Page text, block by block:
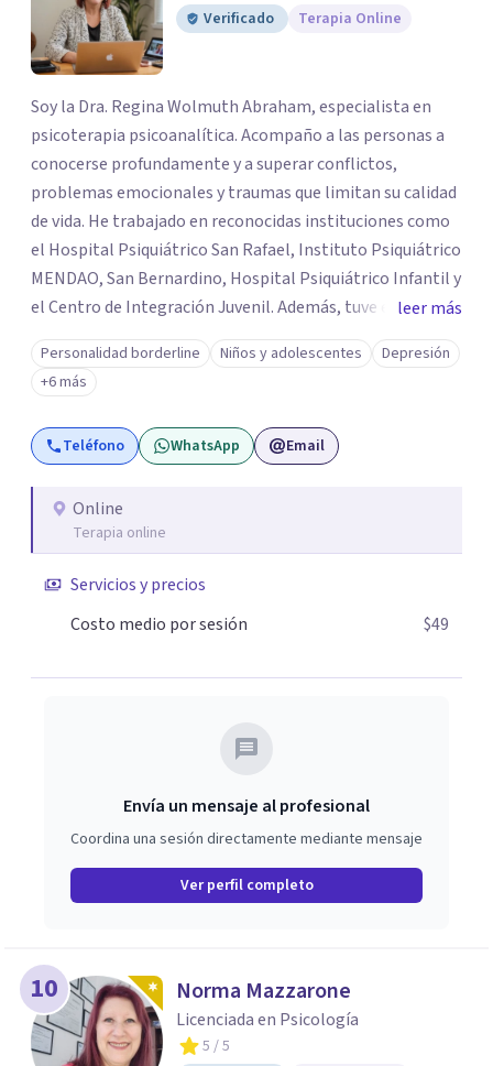
Verificado Terapia Online
Soy la Dra. Regina Wolmuth Abraham, especialista en
psicoterapia psicoanalítica. Acompaño a las personas a
conocerse profundamente y a superar conflictos,
problemas emocionales y traumas que limitan su calidad
de vida. He trabajado en reconocidas instituciones como
el Hospital Psiquiátrico San Rafael, Instituto Psiquiátrico
MENDAO, San Bernardino, Hospital Psiquiátrico Infantil y
el Centro de Integración Juvenil. Además, tuve el
privilegio de colaborar en comunidades como Olivar del
Conde y Xochimilco, lo que me permitió conocer diversas
realidades y necesidades.
leer más
Personalidad borderline Niños y adolescentes
Depresión
+6 más
Teléfono WhatsApp Email
Online
Terapia online
Servicios y precios
Costo medio por sesión
$49
Envía un mensaje al profesional
Coordina una sesión directamente mediante mensaje
Ver perfil completo
10 Norma Mazzarone
Licenciada en Psicología
5 / 5